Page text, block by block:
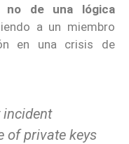
no de una lógica
a un miembro
en una crisis de
incident
of private keys